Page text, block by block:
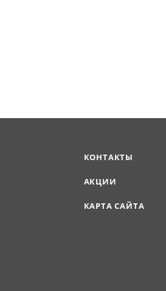
КОНТАКТЫ
АКЦИИ
КАРТА САЙТА